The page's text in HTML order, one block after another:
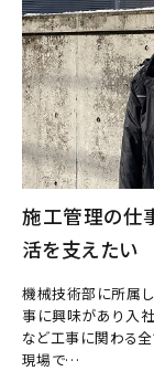
施工管理の仕
活を支えたい
機械技術部に所属
事に興味があり入
など工事に関わる全
現場で…